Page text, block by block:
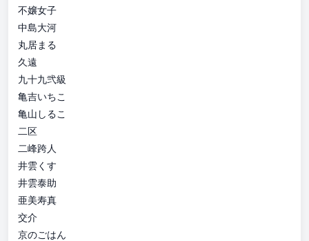
不嬢女子
中島大河
丸居まる
久遠
九十九弐級
亀吉いちこ
亀山しるこ
二区
二峰跨人
井雲くす
井雲泰助
亜美寿真
交介
京のごはん